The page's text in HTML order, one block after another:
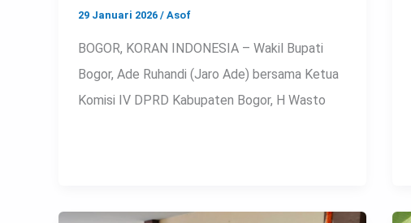
29 Januari 2026 / Asof
BOGOR, KORAN INDONESIA – Wakil Bupati
Bogor, Ade Ruhandi (Jaro Ade) bersama Ketua
Komisi IV DPRD Kabupaten Bogor, H Wasto